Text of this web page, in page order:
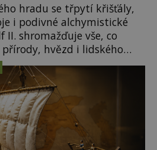
hradu se třpytí křišťály,
i podivné alchymistické
II. shromažďuje vše, co
hvězd i lidského
smrti se jeho slavné sbírky
z nich mizí navždy. Kdo
A existují ještě někde
které nikdo […]